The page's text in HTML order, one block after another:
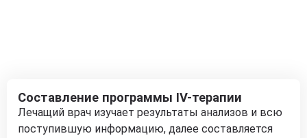
Составление программы IV-терапии
Лечащий врач изучает результаты анализов и всю
поступившую информацию, далее составляется